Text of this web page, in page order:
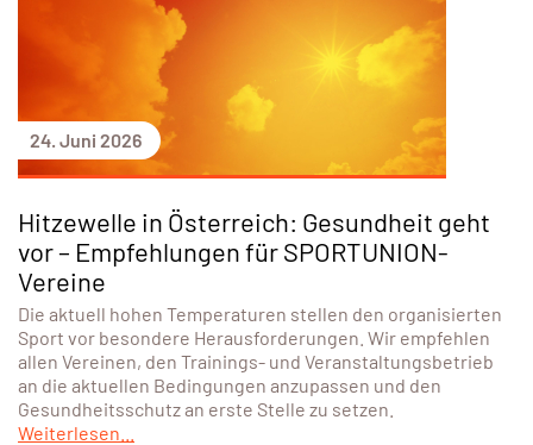
24. Juni 2026
Hitzewelle in Österreich: Gesundheit geht
vor – Empfehlungen für SPORTUNION-
Vereine
Die aktuell hohen Temperaturen stellen den organisierten
Sport vor besondere Herausforderungen. Wir empfehlen
allen Vereinen, den Trainings- und Veranstaltungsbetrieb
an die aktuellen Bedingungen anzupassen und den
Gesundheitsschutz an erste Stelle zu setzen.
Weiterlesen...